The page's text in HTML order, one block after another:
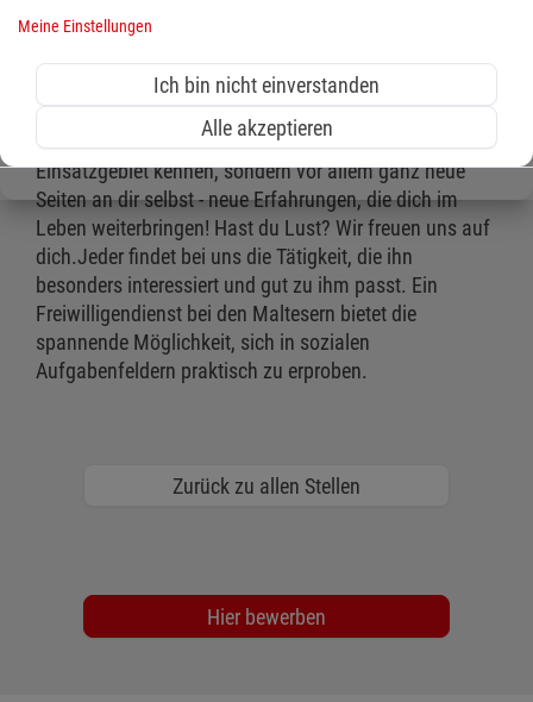
willkommen. Wir suchen Unterstützung für unser Team
an unserem Standort in Bergisch Gladbach.
Im Dienstalltag wie auch in den begleitenden
Seminaren lernst du nicht nur das jeweilige
Einsatzgebiet kennen, sondern vor allem ganz neue
Seiten an dir selbst - neue Erfahrungen, die dich im
Leben weiterbringen! Hast du Lust? Wir freuen uns auf
dich.Jeder findet bei uns die Tätigkeit, die ihn
besonders interessiert und gut zu ihm passt. Ein
Freiwilligendienst bei den Maltesern bietet die
spannende Möglichkeit, sich in sozialen
Aufgabenfeldern praktisch zu erproben.
Zurück zu allen Stellen
Hier bewerben
Meine Einstellungen
Ich bin nicht einverstanden
Alle akzeptieren